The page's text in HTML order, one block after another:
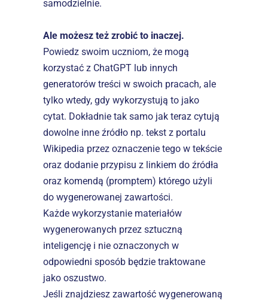
samodzielnie.
Ale możesz też zrobić to inaczej.
Powiedz swoim uczniom, że mogą
korzystać z ChatGPT lub innych
generatorów treści w swoich pracach, ale
tylko wtedy, gdy wykorzystują to jako
cytat. Dokładnie tak samo jak teraz cytują
dowolne inne źródło np. tekst z portalu
Wikipedia przez oznaczenie tego w tekście
oraz dodanie przypisu z linkiem do źródła
oraz komendą (promptem) którego użyli
do wygenerowanej zawartości.
Każde wykorzystanie materiałów
wygenerowanych przez sztuczną
inteligencję i nie oznaczonych w
odpowiedni sposób będzie traktowane
jako oszustwo.
Jeśli znajdziesz zawartość wygenerowaną